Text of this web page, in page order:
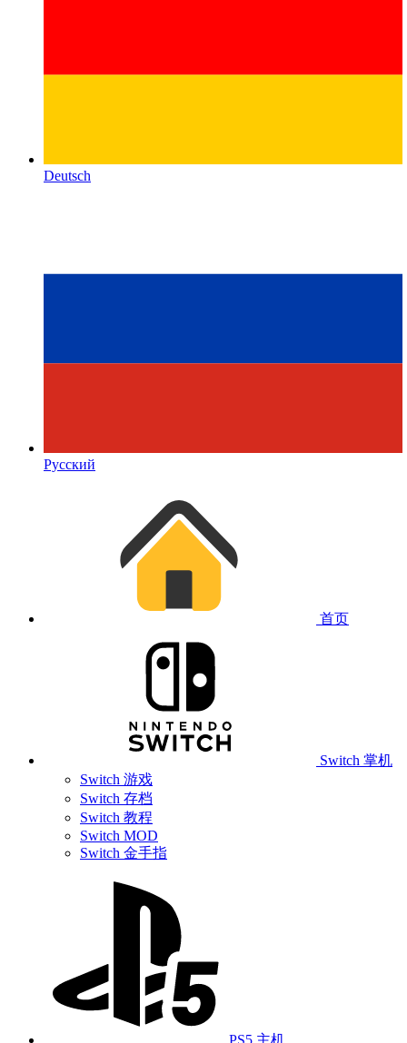
Deutsch
Русский
首页
Switch 掌机
Switch 游戏
Switch 存档
Switch 教程
Switch MOD
Switch 金手指